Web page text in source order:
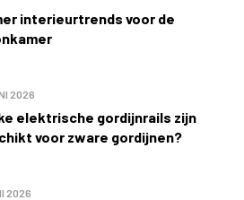
interieurtrends voor de
elektrische gordijnrails zijn
voor zware gordijnen?
2026
2026